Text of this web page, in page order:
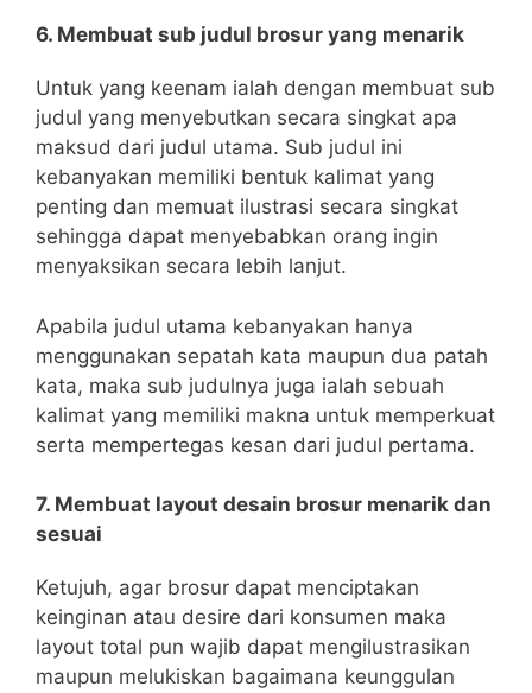
6. Membuat sub judul brosur yang menarik
Untuk yang keenam ialah dengan membuat sub
judul yang menyebutkan secara singkat apa
maksud dari judul utama. Sub judul ini
kebanyakan memiliki bentuk kalimat yang
penting dan memuat ilustrasi secara singkat
sehingga dapat menyebabkan orang ingin
menyaksikan secara lebih lanjut.
Apabila judul utama kebanyakan hanya
menggunakan sepatah kata maupun dua patah
kata, maka sub judulnya juga ialah sebuah
kalimat yang memiliki makna untuk memperkuat
serta mempertegas kesan dari judul pertama.
7. Membuat layout desain brosur menarik dan
sesuai
Ketujuh, agar brosur dapat menciptakan
keinginan atau desire dari konsumen maka
layout total pun wajib dapat mengilustrasikan
maupun melukiskan bagaimana keunggulan